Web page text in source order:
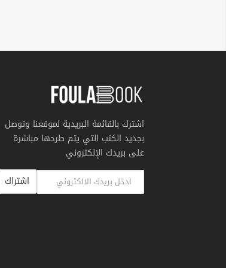
اشترك بالقائمة البريدية لموقعنا وتوصل
بجديد الكتب التي يتم طرحها مباشرة
على بريدك الإلكتروني
اشتراك